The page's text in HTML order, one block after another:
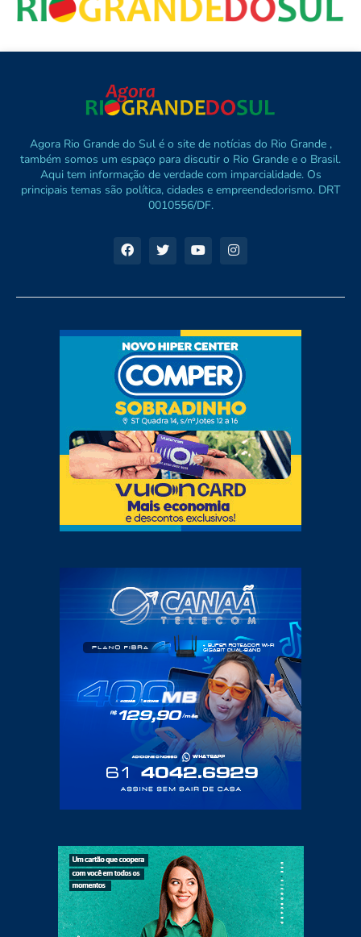
Agora Rio Grande do Sul é o site de notícias do Rio Grande ,
também somos um espaço para discutir o Rio Grande e o Brasil.
Aqui tem informação de verdade com imparcialidade. Os
principais temas são política, cidades e empreendedorismo. DRT
0010556/DF.